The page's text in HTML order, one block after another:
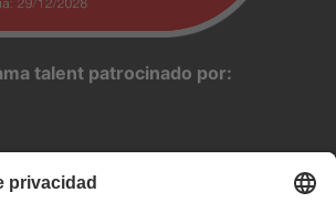
talent patrocinado por: